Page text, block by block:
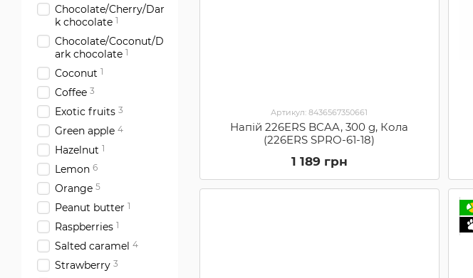
Артикул: 8436567350661
Напій 226ERS BCAA, 300 g, Кола
(226ERS SPRO-61-18)
1 189 грн
Chocolate/Cherry/Dar
k chocolate 1
Chocolate/Coconut/D
ark chocolate 1
Coconut 1
Coffee 3
Exotic fruits 3
Green apple 4
Hazelnut 1
Lemon 6
Orange 5
Peanut butter 1
Raspberries 1
Salted caramel 4
Strawberry 3